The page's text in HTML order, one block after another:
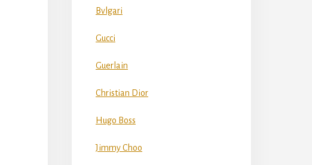
Bvlgari
Gucci
Guerlain
Christian Dior
Hugo Boss
Jimmy Choo